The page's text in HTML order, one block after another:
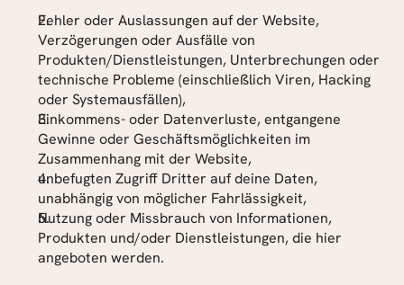
Fehler oder Auslassungen auf der Website,
Verzögerungen oder Ausfälle von
Produkten/Dienstleistungen, Unterbrechungen oder
technische Probleme (einschließlich Viren, Hacking
oder Systemausfällen),
Einkommens- oder Datenverluste, entgangene
Gewinne oder Geschäftsmöglichkeiten im
Zusammenhang mit der Website,
unbefugten Zugriff Dritter auf deine Daten,
unabhängig von möglicher Fahrlässigkeit,
Nutzung oder Missbrauch von Informationen,
Produkten und/oder Dienstleistungen, die hier
angeboten werden.